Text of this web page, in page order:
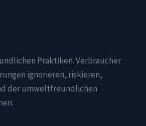
Praktiken. Verbraucher
ignorieren, riskieren,
der umweltfreundlichen